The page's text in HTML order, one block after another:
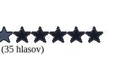
hlasov)